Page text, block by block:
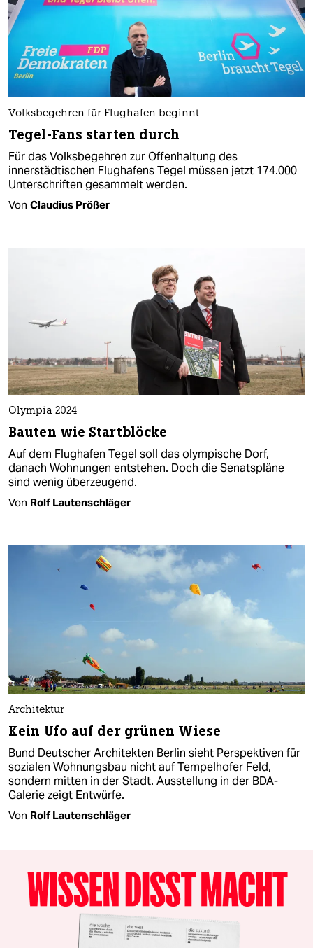
Volksbegehren für Flughafen beginnt
Tegel-Fans starten durch
Für das Volksbegehren zur Offenhaltung des
innerstädtischen Flughafens Tegel müssen jetzt 174.000
Unterschriften gesammelt werden.
Von Claudius Prößer
Olympia 2024
Bauten wie Startblöcke
Auf dem Flughafen Tegel soll das olympische Dorf,
danach Wohnungen entstehen. Doch die Senatspläne
sind wenig überzeugend.
Von Rolf Lautenschläger
Architektur
Kein Ufo auf der grünen Wiese
Bund Deutscher Architekten Berlin sieht Perspektiven für
sozialen Wohnungsbau nicht auf Tempelhofer Feld,
sondern mitten in der Stadt. Ausstellung in der BDA-
Galerie zeigt Entwürfe.
Von Rolf Lautenschläger